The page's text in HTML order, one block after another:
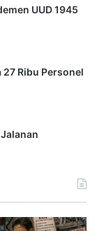
UUD 1945
Ribu Personel